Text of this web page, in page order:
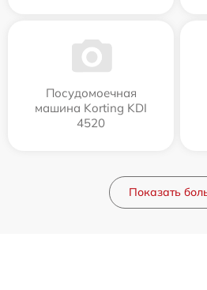
Посудомоечная
машина Korting KDI
4520
Показать